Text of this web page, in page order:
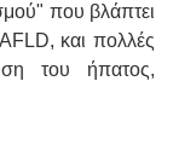
που βλάπτει
και πολλές
του ήπατος,